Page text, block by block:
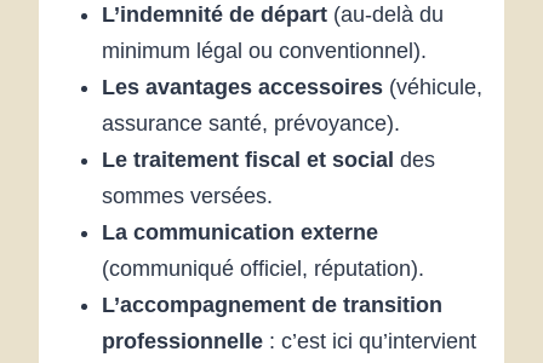
L’indemnité de départ (au-delà du
minimum légal ou conventionnel).
Les avantages accessoires (véhicule,
assurance santé, prévoyance).
Le traitement fiscal et social des
sommes versées.
La communication externe
(communiqué officiel, réputation).
L’accompagnement de transition
professionnelle : c’est ici qu’intervient